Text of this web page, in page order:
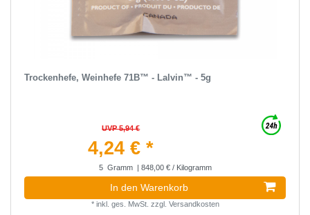
Trockenhefe, Weinhefe 71B™ - Lalvin™ - 5g
UVP 5,94 €
4,24 € *
5 Gramm | 848,00 € / Kilogramm
In den Warenkorb
* inkl. ges. MwSt. zzgl. Versandkosten